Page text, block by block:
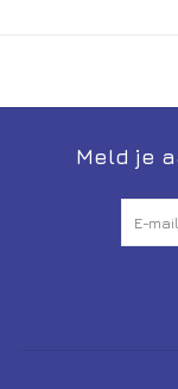
Meld je